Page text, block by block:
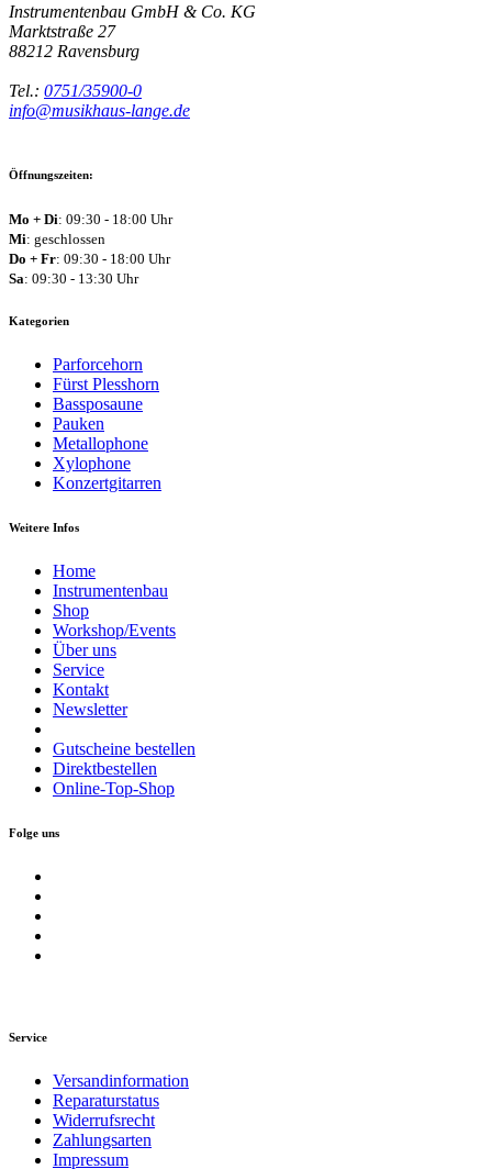
Instrumentenbau GmbH & Co. KG
Marktstraße 27
88212 Ravensburg
Tel.: 0751/35900-0
info@musikhaus-lange.de
Öffnungszeiten:
Mo + Di: 09:30 - 18:00 Uhr
Mi: geschlossen
Do + Fr: 09:30 - 18:00 Uhr
Sa: 09:30 - 13:30 Uhr
Kategorien
Parforcehorn
Fürst Plesshorn
Bassposaune
Pauken
Metallophone
Xylophone
Konzertgitarren
Weitere Infos
Home
Instrumentenbau
Shop
Workshop/Events
Über uns
Service
Kontakt
Newsletter
Gutscheine bestellen
Direktbestellen
Online-Top-Shop
Folge uns
Service
Versandinformation
Reparaturstatus
Widerrufsrecht
Zahlungsarten
Impressum